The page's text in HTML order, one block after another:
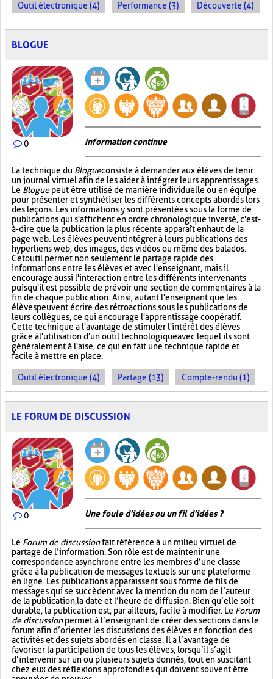
Outil électronique (4) Performance (3) Découverte (4)
BLOGUE
0 Information continue
La technique du Blogueconsiste à demander aux élèves de tenir
un journal virtuel afin de les aider à intégrer leurs apprentissages.
Le Bloguepeut être utilisé de manière individuelle ou en équipe
pour présenter et synthétiser les différents concepts abordés lors
des leçons. Les informations y sont présentées sous la forme de
publications qui s'affichent en ordre chronologique inversé, c'est-
à-dire que la publication la plus récente apparaît en haut de la
page web. Les élèves peuvent intégrer à leurs publications des
hyperliens web, des images, des vidéos ou même des balados.
Cet outil permet non seulement le partage rapide des
informations entre les élèves et avec l'enseignant, mais il
encourage aussi l'interaction entre les différents intervenants
puisqu'il est possible de prévoir une section de commentaires à la
fin de chaque publication. Ainsi, autant l'enseignant que les
élèves peuvent écrire des rétroactions sous les publications de
leurs collègues, ce qui encourage l'apprentissage coopératif.
Cette technique a l'avantage de stimuler l'intérêt des élèves
grâce à l'utilisation d'un outil technologique avec lequel ils sont
généralement à l'aise, ce qui en fait une technique rapide et
facile à mettre en place.
Outil électronique (4) Partage (13) Compte-rendu (1)
LE FORUM DE DISCUSSION
0 Une foule d’idées ou un fil d’idées ?
Le Forum de discussionfait référence à un milieu virtuel de
partage de l’information. Son rôle est de maintenir une
correspondance asynchrone entre les membres d’une classe
grâce à la publication de messages textuels sur une plateforme
en ligne. Les publications apparaissent sous forme de fils de
messages qui se succèdent avec la mention du nom de l’auteur
de la publication, la date et l’heure de diffusion. Bien qu’elle soit
durable, la publication est, par ailleurs, facile à modifier. Le Forum
de discussionpermet à l’enseignant de créer des sections dans le
forum afin d’orienter les discussions des élèves en fonction des
activités et des sujets abordés en classe. Il a l’avantage de
favoriser la participation de tous les élèves, lorsqu’il s’agit
d’intervenir sur un ou plusieurs sujets donnés, tout en suscitant
chez eux des réflexions approfondies qui doivent souvent être